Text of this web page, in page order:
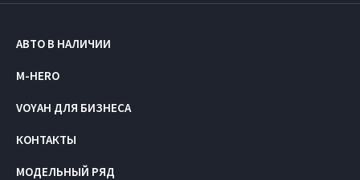
АВТО В НАЛИЧИИ
M-HERO
VOYAH ДЛЯ БИЗНЕСА
КОНТАКТЫ
МОДЕЛЬНЫЙ РЯД